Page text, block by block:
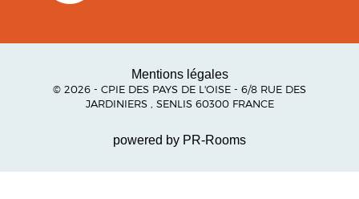
Mentions légales
© 2026 - CPIE DES PAYS DE L'OISE - 6/8 RUE DES
JARDINIERS , SENLIS 60300 FRANCE
powered by PR-Rooms